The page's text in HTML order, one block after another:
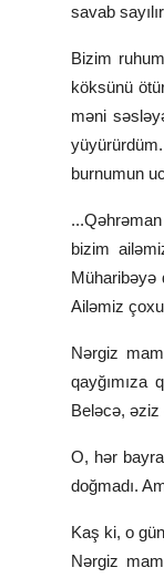
savab
Bizim
köksünü
məni
burnumun
bizim
Müharibəyə
Ailəmiz
Nərgiz
qayğımıza
Beləcə,
O, hər
doğmadı.
Kaş ki, o
Nərgiz